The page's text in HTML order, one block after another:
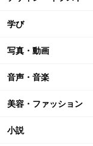
学び
写真・動画
音声・音楽
美容・ファッション
小説